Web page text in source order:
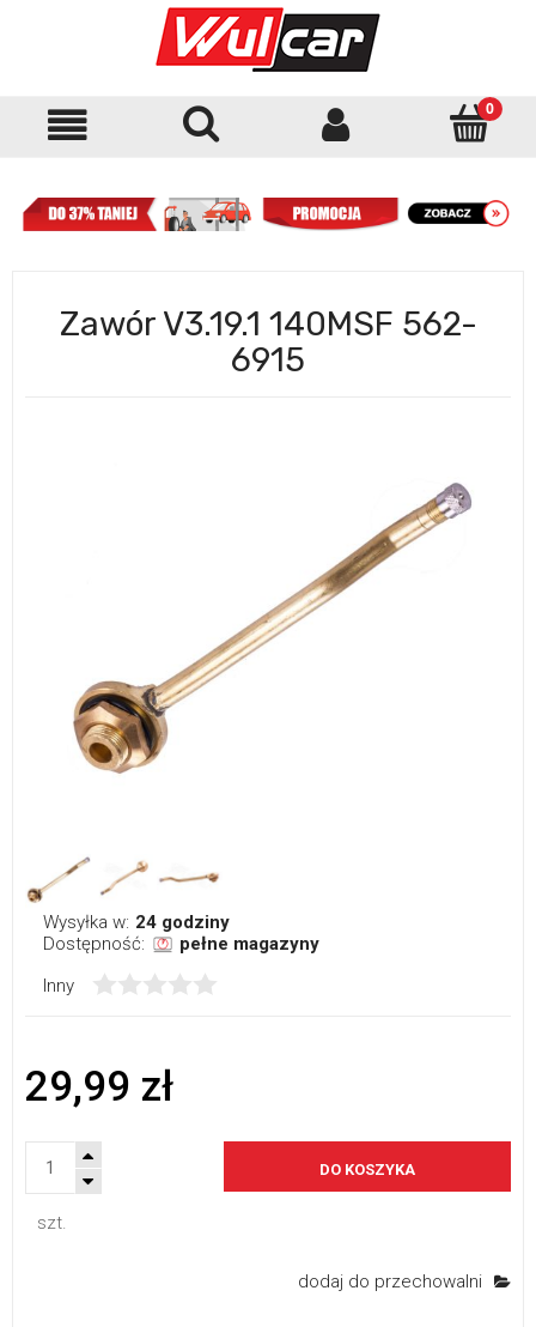
Zawór V3.19.1 140MSF 562-
6915
Wysyłka w: 24 godziny
Dostępność:
pełne magazyny
Inny
29,99 zł
szt.
DO KOSZYKA
dodaj do przechowalni